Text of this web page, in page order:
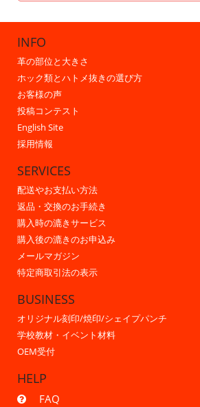
INFO
革の部位と大きさ
ホック類とハトメ抜きの選び方
お客様の声
投稿コンテスト
English Site
採用情報
SERVICES
配送やお支払い方法
返品・交換のお手続き
購入時の漉きサービス
購入後の漉きのお申込み
メールマガジン
特定商取引法の表示
BUSINESS
オリジナル刻印/焼印/シェイプパンチ
学校教材・イベント材料
OEM受付
HELP
FAQ